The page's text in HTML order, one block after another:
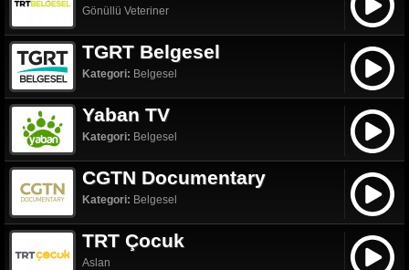
Gönüllü Veteriner
TGRT Belgesel
Kategori: Belgesel
Yaban TV
Kategori: Belgesel
CGTN Documentary
Kategori: Belgesel
TRT Çocuk
Aslan